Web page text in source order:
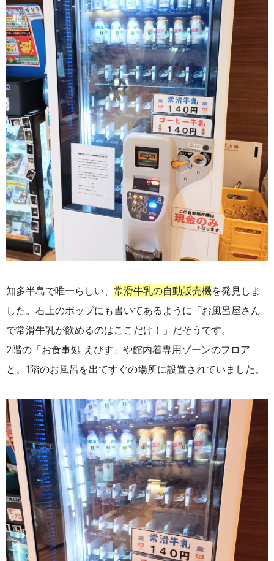
知多半島で唯一らしい、 常滑牛乳の自動販売機を発見しま
した。右上のポップにも書いてあるように「お風呂屋さん
で常滑牛乳が飲めるのはここだけ！」だそうです。
2階の「お食事処 えびす」や館内着専用ゾーンのフロア
と、1階のお風呂を出てすぐの場所に設置されていました。